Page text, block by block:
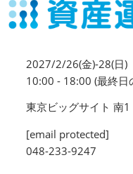
2027/2/26(金)-28(日)
10:00 - 18:00 (最終日
東京ビッグサイト 南
[email protected]
048-233-9247